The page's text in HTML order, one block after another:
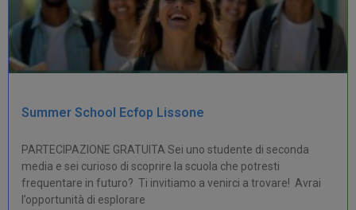
Summer School Ecfop Lissone
PARTECIPAZIONE GRATUITA Sei uno studente di seconda
media e sei curioso di scoprire la scuola che potresti
frequentare in futuro? Ti invitiamo a venirci a trovare! Avrai
l’opportunità di esplorare